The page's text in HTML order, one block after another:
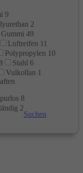
9
2
Gummi 49
Luftreifen 11
Polypropylen 10
Stahl 6
Vulkollan 1
8
2
Suchen